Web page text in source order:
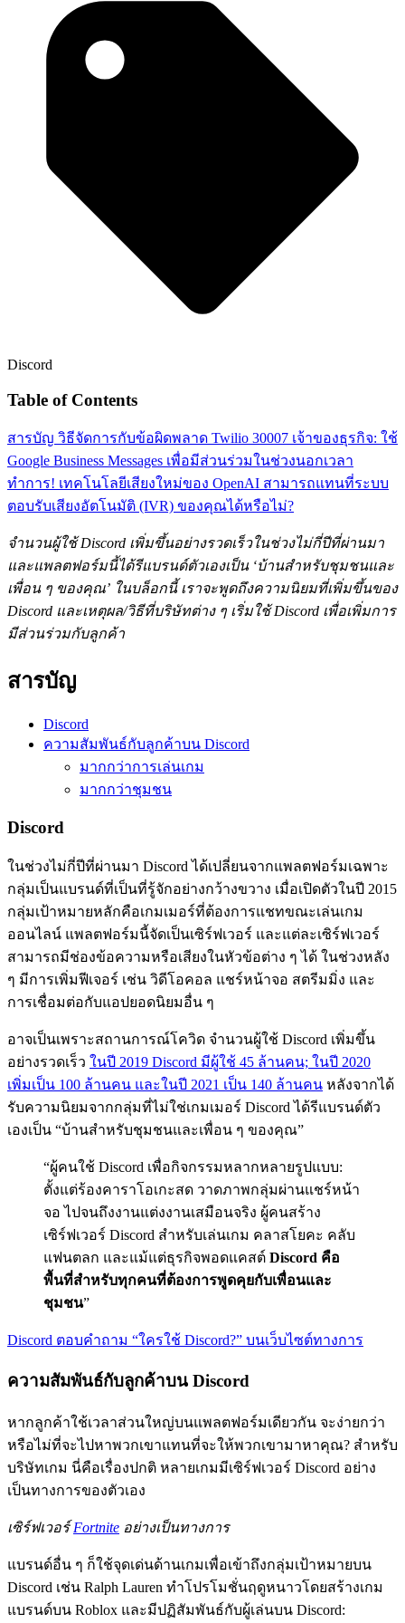
Discord
Table of Contents
สารบัญ วิธีจัดการกับข้อผิดพลาด Twilio 30007 เจ้าของธุรกิจ: ใช้
Google Business Messages เพื่อมีส่วนร่วมในช่วงนอกเวลา
ทำการ! เทคโนโลยีเสียงใหม่ของ OpenAI สามารถแทนที่ระบบ
ตอบรับเสียงอัตโนมัติ (IVR) ของคุณได้หรือไม่?
จำนวนผู้ใช้ Discord เพิ่มขึ้นอย่างรวดเร็วในช่วงไม่กี่ปีที่ผ่านมา
และแพลตฟอร์มนี้ได้รีแบรนด์ตัวเองเป็น ‘บ้านสำหรับชุมชนและ
เพื่อน ๆ ของคุณ’ ในบล็อกนี้ เราจะพูดถึงความนิยมที่เพิ่มขึ้นของ
Discord และเหตุผล/วิธีที่บริษัทต่าง ๆ เริ่มใช้ Discord เพื่อเพิ่มการ
มีส่วนร่วมกับลูกค้า
สารบัญ
Discord
ความสัมพันธ์กับลูกค้าบน Discord
มากกว่าการเล่นเกม
มากกว่าชุมชน
Discord
ในช่วงไม่กี่ปีที่ผ่านมา Discord ได้เปลี่ยนจากแพลตฟอร์มเฉพาะ
กลุ่มเป็นแบรนด์ที่เป็นที่รู้จักอย่างกว้างขวาง เมื่อเปิดตัวในปี 2015
กลุ่มเป้าหมายหลักคือเกมเมอร์ที่ต้องการแชทขณะเล่นเกม
ออนไลน์ แพลตฟอร์มนี้จัดเป็นเซิร์ฟเวอร์ และแต่ละเซิร์ฟเวอร์
สามารถมีช่องข้อความหรือเสียงในหัวข้อต่าง ๆ ได้ ในช่วงหลัง
ๆ มีการเพิ่มฟีเจอร์ เช่น วิดีโอคอล แชร์หน้าจอ สตรีมมิ่ง และ
การเชื่อมต่อกับแอปยอดนิยมอื่น ๆ
อาจเป็นเพราะสถานการณ์โควิด จำนวนผู้ใช้ Discord เพิ่มขึ้น
อย่างรวดเร็ว ในปี 2019 Discord มีผู้ใช้ 45 ล้านคน; ในปี 2020
เพิ่มเป็น 100 ล้านคน และในปี 2021 เป็น 140 ล้านคน หลังจากได้
รับความนิยมจากกลุ่มที่ไม่ใช่เกมเมอร์ Discord ได้รีแบรนด์ตัว
เองเป็น “บ้านสำหรับชุมชนและเพื่อน ๆ ของคุณ”
“ผู้คนใช้ Discord เพื่อกิจกรรมหลากหลายรูปแบบ:
ตั้งแต่ร้องคาราโอเกะสด วาดภาพกลุ่มผ่านแชร์หน้า
จอ ไปจนถึงงานแต่งงานเสมือนจริง ผู้คนสร้าง
เซิร์ฟเวอร์ Discord สำหรับเล่นเกม คลาสโยคะ คลับ
แฟนตลก และแม้แต่ธุรกิจพอดแคสต์ Discord คือ
พื้นที่สำหรับทุกคนที่ต้องการพูดคุยกับเพื่อนและ
ชุมชน”
Discord ตอบคำถาม “ใครใช้ Discord?” บนเว็บไซต์ทางการ
ความสัมพันธ์กับลูกค้าบน Discord
หากลูกค้าใช้เวลาส่วนใหญ่บนแพลตฟอร์มเดียวกัน จะง่ายกว่า
หรือไม่ที่จะไปหาพวกเขาแทนที่จะให้พวกเขามาหาคุณ? สำหรับ
บริษัทเกม นี่คือเรื่องปกติ หลายเกมมีเซิร์ฟเวอร์ Discord อย่าง
เป็นทางการของตัวเอง
เซิร์ฟเวอร์ Fortnite อย่างเป็นทางการ
แบรนด์อื่น ๆ ก็ใช้จุดเด่นด้านเกมเพื่อเข้าถึงกลุ่มเป้าหมายบน
Discord เช่น Ralph Lauren ทำโปรโมชั่นฤดูหนาวโดยสร้างเกม
แบรนด์บน Roblox และมีปฏิสัมพันธ์กับผู้เล่นบน Discord: